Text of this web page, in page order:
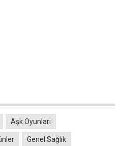
Aşk Oyunları
Genel Sağlık